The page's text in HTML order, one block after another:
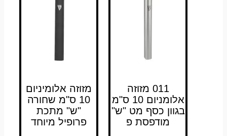
011 מזוזה
אלומניום 10 ס"מ
בגוון כסף מט "ש"
מודפסת פ
מזוזה אלומיניום
10 ס"מ שחורה
"ש" מתכת
פרופיל מיוחד